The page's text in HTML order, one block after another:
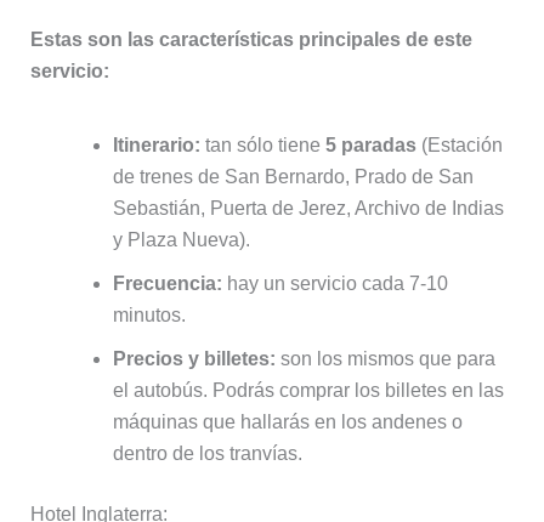
Estas son las características principales de este
servicio:
Itinerario: tan sólo tiene 5 paradas(Estación
de trenes de San Bernardo, Prado de San
Sebastián, Puerta de Jerez, Archivo de Indias
y Plaza Nueva).
Frecuencia: hay un servicio cada 7-10
minutos.
Precios y billetes: son los mismos que para
el autobús. Podrás comprar los billetes en las
máquinas que hallarás en los andenes o
dentro de los tranvías.
Hotel Inglaterra: